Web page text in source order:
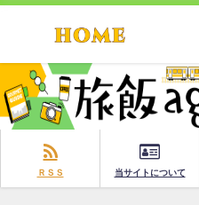
ＲＳＳ 当サイトについて